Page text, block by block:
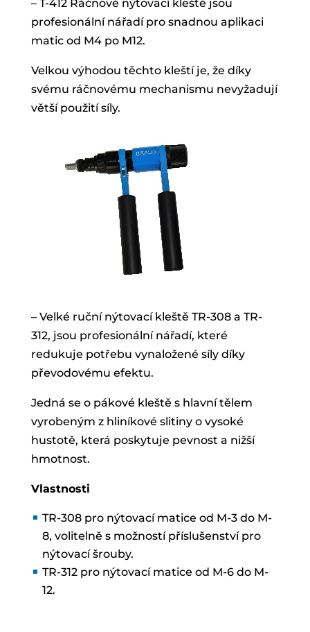
– T-412 Ráčnové nýtovací kleště jsou
profesionální nářadí pro snadnou aplikaci
matic od M4 po M12.
Velkou výhodou těchto kleští je, že díky
svému ráčnovému mechanismu nevyžadují
větší použití síly.
– Velké ruční nýtovací kleště TR-308 a TR-
312, jsou profesionální nářadí, které
redukuje potřebu vynaložené síly díky
převodovému efektu.
Jedná se o pákové kleště s hlavní tělem
vyrobeným z hliníkové slitiny o vysoké
hustotě, která poskytuje pevnost a nižší
hmotnost.
Vlastnosti
TR-308 pro nýtovací matice od M-3 do M-
8, volitelně s možností příslušenství pro
nýtovací šrouby.
TR-312 pro nýtovací matice od M-6 do M-
12.